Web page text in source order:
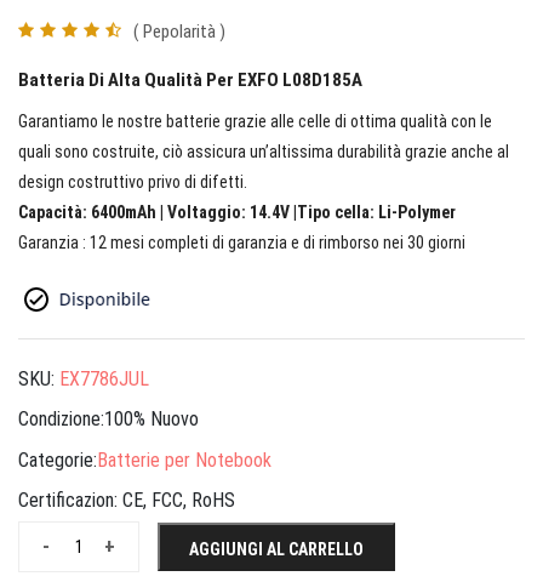
( Pepolarità )
Batteria Di Alta Qualità Per EXFO L08D185A
Garantiamo le nostre batterie grazie alle celle di ottima qualità con le
quali sono costruite, ciò assicura un’altissima durabilità grazie anche al
design costruttivo privo di difetti.
Capacità: 6400mAh | Voltaggio: 14.4V |Tipo cella: Li-Polymer
Garanzia : 12 mesi completi di garanzia e di rimborso nei 30 giorni
SKU: EX7786JUL
Condizione:100% Nuovo
Categorie:Batterie per Notebook
Certificazion: CE, FCC, RoHS
+
- AGGIUNGI AL CARRELLO